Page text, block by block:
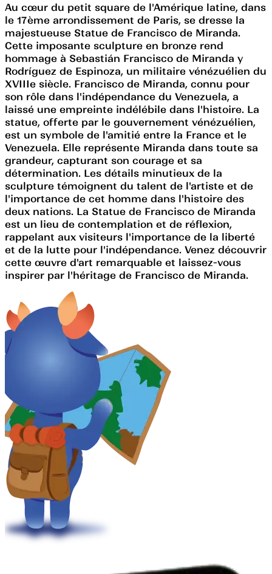
Au cœur du petit square de l'Amérique latine, dans
le 17ème arrondissement de Paris, se dresse la
majestueuse Statue de Francisco de Miranda.
Cette imposante sculpture en bronze rend
hommage à Sebastián Francisco de Miranda y
Rodríguez de Espinoza, un militaire vénézuélien du
XVIIIe siècle. Francisco de Miranda, connu pour
son rôle dans l'indépendance du Venezuela, a
laissé une empreinte indélébile dans l'histoire. La
statue, offerte par le gouvernement vénézuélien,
est un symbole de l'amitié entre la France et le
Venezuela. Elle représente Miranda dans toute sa
grandeur, capturant son courage et sa
détermination. Les détails minutieux de la
sculpture témoignent du talent de l'artiste et de
l'importance de cet homme dans l'histoire des
deux nations. La Statue de Francisco de Miranda
est un lieu de contemplation et de réflexion,
rappelant aux visiteurs l'importance de la liberté
et de la lutte pour l'indépendance. Venez découvrir
cette œuvre d'art remarquable et laissez-vous
inspirer par l'héritage de Francisco de Miranda.